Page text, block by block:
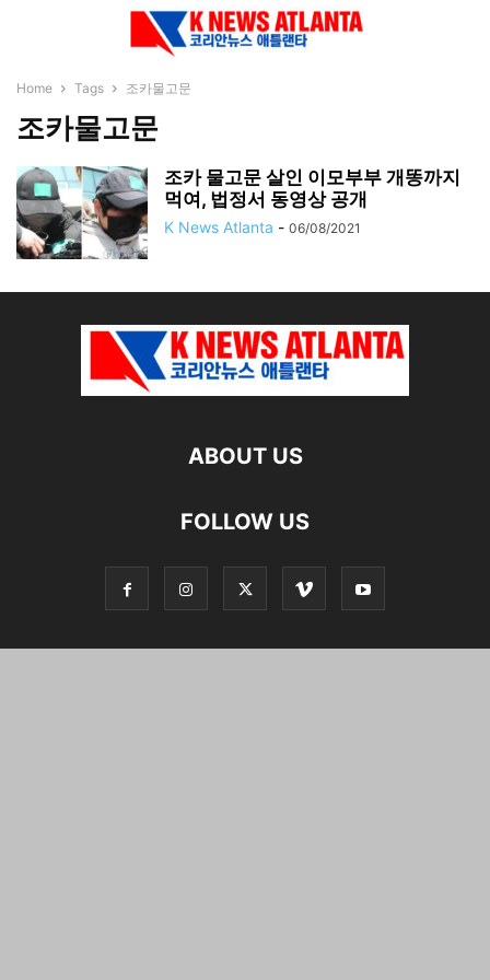
Home Tags 조카물고문
조카물고문
조카 물고문 살인 이모부부 개똥까지
먹여, 법정서 동영상 공개
K News Atlanta - 06/08/2021
ABOUT US
FOLLOW US